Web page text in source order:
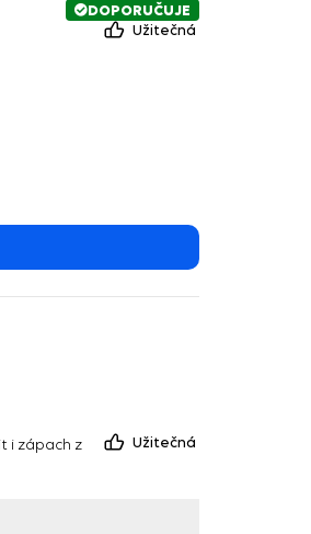
DOPORUČUJE
Užitečná
i zápach z
Užitečná